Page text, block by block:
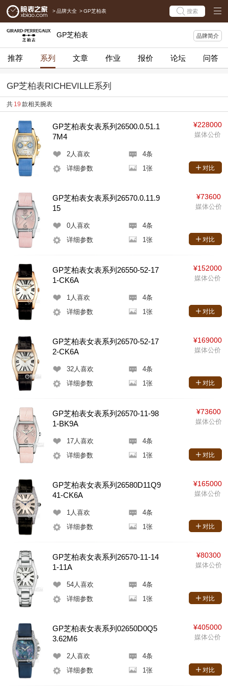
> 品牌大全 > GP芝柏表 搜索
GP芝柏表 品牌简介
推荐 系列 文章 作业 报价 论坛 问答
GP芝柏表RICHEVILLE系列
共 19 款相关腕表
GP芝柏表女表系列26500.0.51.1
7M4
2人喜欢
4条
详细参数
1张
¥228000
媒体公价
对比
GP芝柏表女表系列26570.0.11.9
15
0人喜欢
4条
详细参数
1张
¥73600
媒体公价
对比
GP芝柏表女表系列26550-52-17
1-CK6A
1 人喜欢
4条
详细参数
1张
¥152000
媒体公价
对比
GP芝柏表女表系列26570-52-17
2-CK6A
32人喜欢
4条
详细参数
1张
¥169000
媒体公价
对比
GP芝柏表女表系列26570-11-98
1-BK9A
17人喜欢
4条
详细参数
1张
¥73600
媒体公价
对比
GP芝柏表女表系列26580D11Q9
41-CK6A
1人喜欢
4条
详细参数
1张
¥165000
媒体公价
对比
GP芝柏表女表系列26570-11-14
1-11A
54人喜欢
4条
详细参数
1张
¥80300
媒体公价
对比
GP芝柏表女表系列02650D0Q5
3.62M6
2人喜欢
4条
详细参数
1张
¥405000
媒体公价
对比